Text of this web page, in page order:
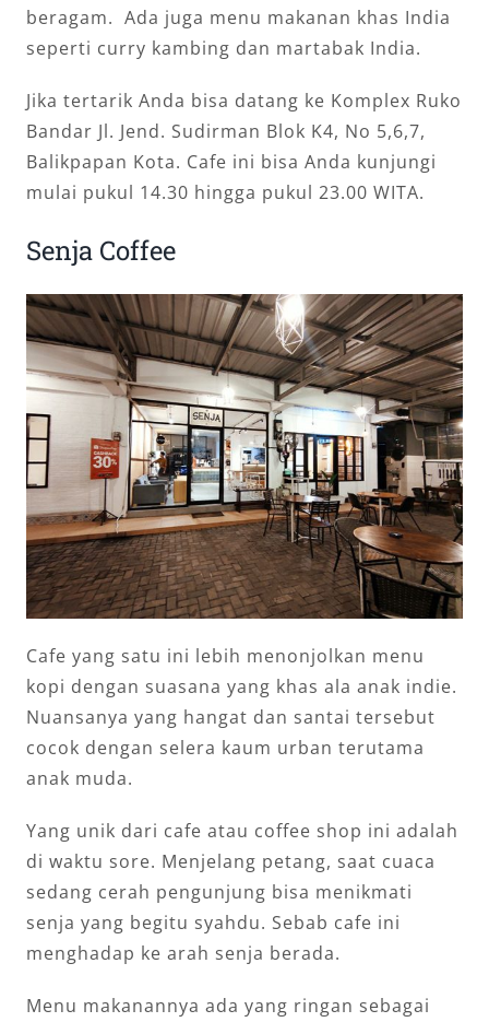
beragam. Ada juga menu makanan khas India
seperti curry kambing dan martabak India.
Jika tertarik Anda bisa datang ke Komplex Ruko
Bandar Jl. Jend. Sudirman Blok K4, No 5,6,7,
Balikpapan Kota. Cafe ini bisa Anda kunjungi
mulai pukul 14.30 hingga pukul 23.00 WITA.
Senja Coffee
Cafe yang satu ini lebih menonjolkan menu
kopi dengan suasana yang khas ala anak indie.
Nuansanya yang hangat dan santai tersebut
cocok dengan selera kaum urban terutama
anak muda.
Yang unik dari cafe atau coffee shop ini adalah
di waktu sore. Menjelang petang, saat cuaca
sedang cerah pengunjung bisa menikmati
senja yang begitu syahdu. Sebab cafe ini
menghadap ke arah senja berada.
Menu makanannya ada yang ringan sebagai